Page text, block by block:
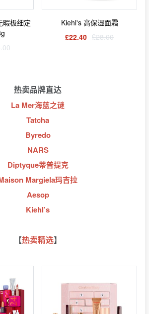
暇极细定
Kiehl's 高保湿面霜
£22.40 £28.00
热卖品牌直达
La Mer海蓝之谜
Tatcha
Byredo
NARS
Diptyque蒂普提克
Margiela玛吉拉
Aesop
Kiehl’s
【热卖精选】